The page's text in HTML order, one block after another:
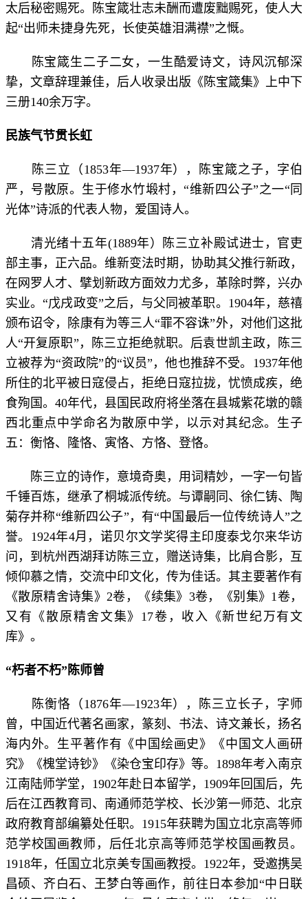
太后秘密赐死。陈宝箴壮志未酬而遭废黜赐死，使人大
起“出师未捷身先死，长使英雄泪满襟”之慨。
陈宝箴生二子二女，一生酷爱诗文，诗风沉郁深
挚，文章辞理兼佳，后人收录出版《陈宝箴集》上中下
三册140余万字。
民族气节贯长虹
陈三立（1853年—1937年），陈宝箴之子，字伯
严，号散原。生于修水竹塅村，“维新四公子”之一“同
光体”诗派的代表人物，爱国诗人。
清光绪十五年(1889年）陈三立补殿试进士，官吏
部主事，正六品。维新变法时期，协助其父推行新政，
在网罗人才、擘划新政方面效力尤多，革除时弊，兴办
实业。“戊戌政变”之后，与父同被革职。1904年，慈禧
颁布诏令，除康有为等三人“罪不容诛”外，对他们这批
人“开复原职”，陈三立拒绝就职。后袁世凯主政，陈三
立被荐为“资政院”的“议员”，他也推辞不受。1937年他
所住的北平被日寇侵占，拒绝日寇拉拢，忧愤成疾，绝
食殉国。40年代，县国民政府将坐落在县城紫花墩的赣
西北重点中学命名为散原中学，以示对其纪念。生子
五：衡恪、隆恪、寅恪、方恪、登恪。
陈三立的诗作，意境奇奥，用词精妙，一字一句皆
千锤百炼，继承了桐城派传统。与谭嗣同、徐仁铸、陶
菊存并称“维新四公子”，有“中国最后一位传统诗人”之
誉。1924年4月，诺贝尔文学奖得主印度泰戈尔来华访
问，到杭州西湖拜访陈三立，赠送诗集，比肩合影，互
倾仰慕之情，交流中印文化，传为佳话。其主要著作有
《散原精舍诗集》2卷，《续集》3卷，《别集》1卷，
又有《散原精舍文集》17卷，收入《新世纪万有文
库》。
“朽者不朽”陈师曾
陈衡恪（1876年—1923年），陈三立长子，字师
曾，中国近代著名画家，篆刻、书法、诗文兼长，扬名
海内外。生平著作有《中国绘画史》《中国文人画研
究》《槐堂诗钞》《染仓宝印存》等。1898年考入南京
江南陆师学堂，1902年赴日本留学，1909年回国后，先
后在江西教育司、南通师范学校、长沙第一师范、北京
政府教育部编纂处任职。1915年获聘为国立北京高等师
范学校国画教师，后任北京高等师范学校国画教员。
1918年，任国立北京美专国画教授。1922年，受邀携吴
昌硕、齐白石、王梦白等画作，前往日本参加“中日联